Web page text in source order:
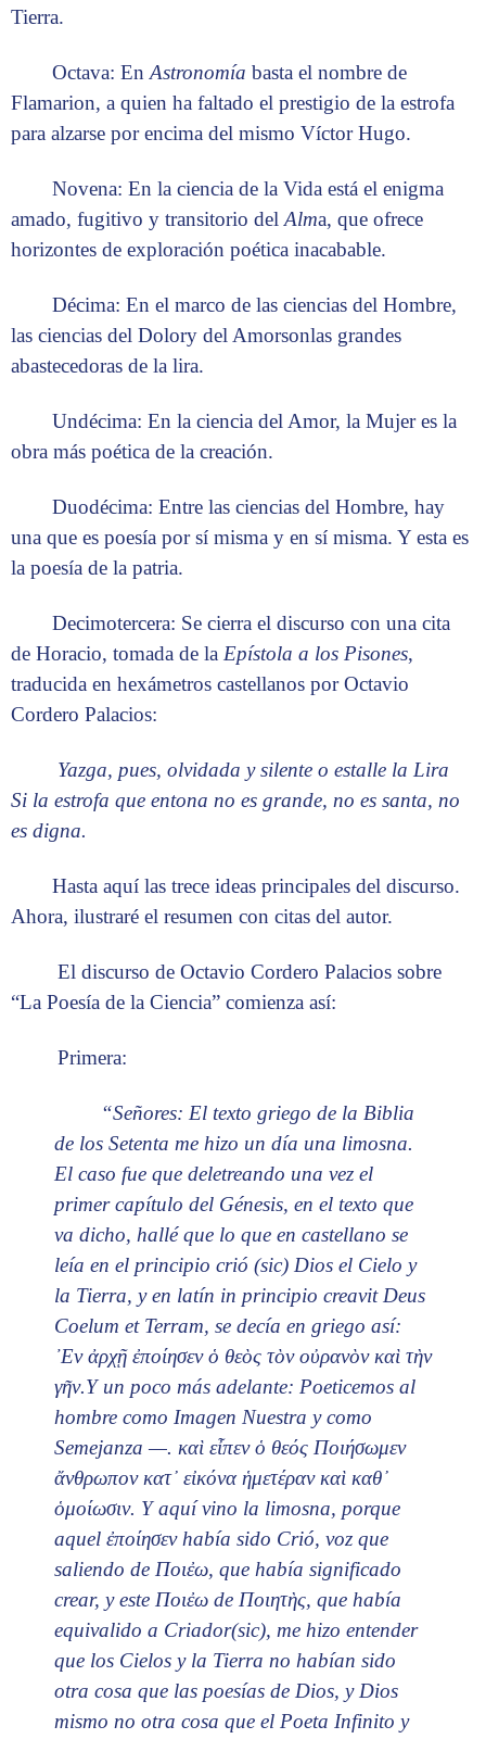
Tierra.
Octava: EnAstronomíabasta el nombre de
Flamarion, a quien ha faltado el prestigio de la estrofa
para alzarse por encima del mismo Víctor Hugo.
Novena: En la ciencia de la Vida está el enigma
amado, fugitivo y transitorio del Alma, que ofrece
horizontes de exploración poética inacabable.
Décima: En el marco de las ciencias del Hombre,
las ciencias del Dolory del Amorsonlas grandes
abastecedoras de la lira.
Undécima: En la ciencia del Amor, la Mujer es la
obra más poética de la creación.
Duodécima: Entre las ciencias del Hombre, hay
una que es poesía por sí misma y en sí misma. Y esta es
la poesía de la patria.
Decimotercera: Se cierra el discurso con una cita
de Horacio, tomada de la Epístola a los Pisones,
traducida en hexámetros castellanos por Octavio
Cordero Palacios:
Yazga, pues, olvidada y silente o estalle la Lira
Si la estrofa que entona no es grande, no es santa, no
es digna.
Hasta aquí las trece ideas principales del discurso.
Ahora, ilustraré el resumen con citas del autor.
El discurso de Octavio Cordero Palacios sobre
“La Poesía de la Ciencia” comienza así:
Primera:
“Señores: El texto griego de la Biblia
de los Setenta me hizo un día una limosna.
El caso fue que deletreando una vez el
primer capítulo del Génesis, en el texto que
va dicho, hallé que lo que en castellano se
leía en el principio crió (sic) Dios el Cielo y
la Tierra, y en latín in principio creavit Deus
Coelum et Terram, se decía en griego así:
᾿Εν ἀρχῇ ἐποίησεν ὁ θεὸς τὸν οὐρανὸν καὶ τὴν
γῆν.Y un poco más adelante: Poeticemos al
hombre como Imagen Nuestra y como
Semejanza —. καὶ εἶπεν ὁ θεός Ποιήσωμεν
ἄνθρωπον κατ᾽ εἰκόνα ἡμετέραν καὶ καθ᾽
ὁμοίωσιν. Y aquí vino la limosna, porque
aquel ἐποίησεν había sido Crió, voz que
saliendo de Ποιἐω, que había significado
crear, y este Ποιἐω de Ποιητὴς, que había
equivalido a Criador(sic), me hizo entender
que los Cielos y la Tierra no habían sido
otra cosa que las poesías de Dios, y Dios
mismo no otra cosa que el Poeta Infinito y